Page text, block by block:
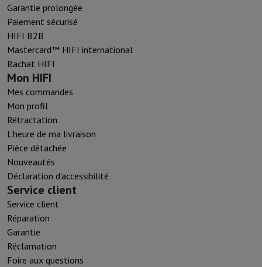
Garantie prolongée
Paiement sécurisé
HIFI B2B
Mastercard™ HIFI international
Rachat HIFI
Mon HIFI
Mes commandes
Mon profil
Rétractation
L'heure de ma livraison
Pièce détachée
Nouveautés
Déclaration d'accessibilité
Service client
Service client
Réparation
Garantie
Réclamation
Foire aux questions